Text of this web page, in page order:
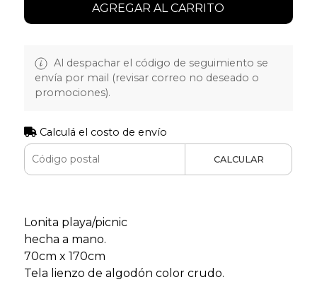
AGREGAR AL CARRITO
Al despachar el código de seguimiento se
envía por mail (revisar correo no deseado o
promociones).
Calculá el costo de envío
CALCULAR
Lonita playa/picnic
hecha a mano.
70cm x 170cm
Tela lienzo de algodón color crudo.